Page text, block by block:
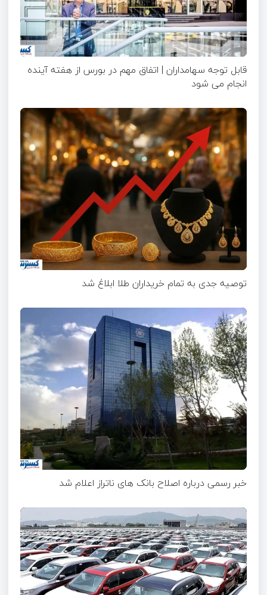
قابل توجه سهامداران | اتفاق مهم در بورس از هفته آینده
انجام می شود
توصیه جدی به تمام خریداران طلا ابلاغ شد
خبر رسمی درباره اصلاح بانک های ناتراز اعلام شد